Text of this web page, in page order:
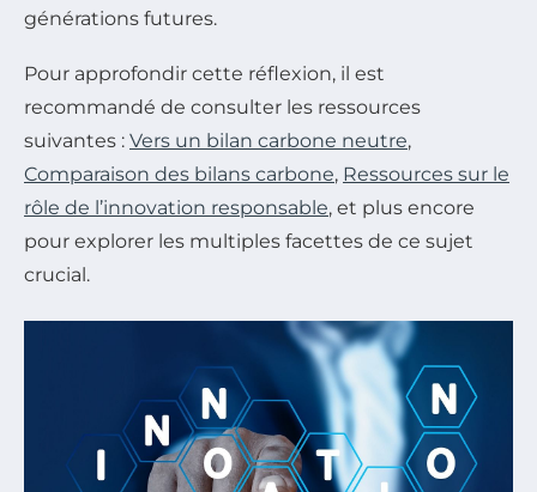
générations futures.
Pour approfondir cette réflexion, il est
recommandé de consulter les ressources
suivantes : Vers un bilan carbone neutre,
Comparaison des bilans carbone, Ressources sur le
rôle de l’innovation responsable, et plus encore
pour explorer les multiples facettes de ce sujet
crucial.